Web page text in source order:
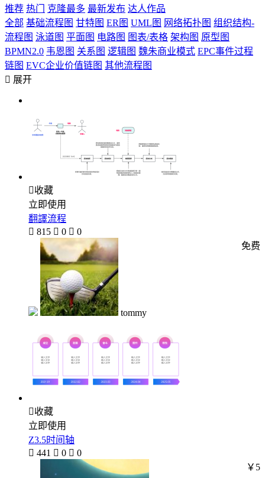
推荐 热门 克隆最多 最新发布 达人作品
全部 基础流程图 甘特图 ER图 UML图 网络拓扑图 组织结构-
流程图 泳道图 平面图 电路图 图表/表格 架构图 原型图
BPMN2.0 韦恩图 关系图 逻辑图 魏朱商业模式 EPC事件过程
链图 EVC企业价值链图 其他流程图
 展开
收藏
立即使用
翻譯流程
 815  0  0
tommy
免费
收藏
立即使用
Z3.5时间轴
 441  0  0
￥5